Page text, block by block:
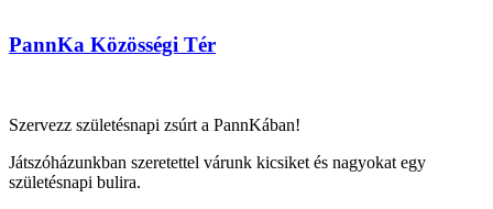
PannKa Közösségi Tér
Szervezz születésnapi zsúrt a PannKában!
Játszóházunkban szeretettel várunk kicsiket és nagyokat egy
születésnapi bulira.